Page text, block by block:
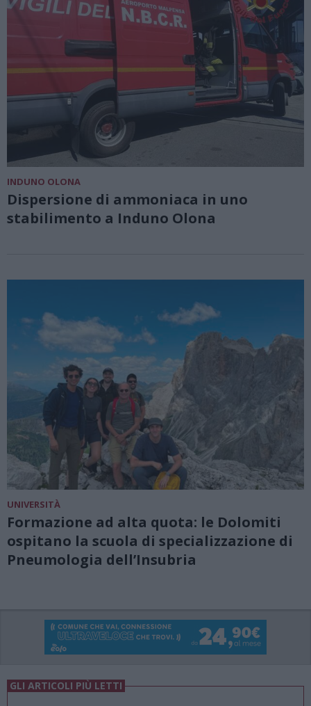
INDUNO OLONA
Dispersione di ammoniaca in uno
stabilimento a Induno Olona
UNIVERSITÀ
Formazione ad alta quota: le Dolomiti
ospitano la scuola di specializzazione di
Pneumologia dell’Insubria
GLI ARTICOLI PIÙ LETTI